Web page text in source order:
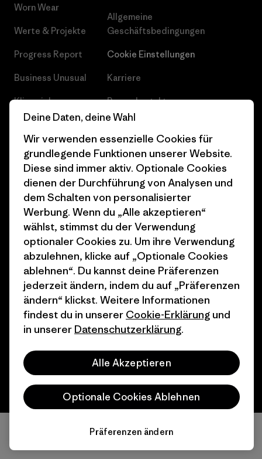
Worn Wear
Werte & Projekte
Progress Report
Business Unusual
Klimaziele
1% For The Planet
Wie wir finanzieren
Geschenkgutscheine
Stores in deiner
Nähe
Allgemeine
Geschäftsbedingungen
Cookie Einstellungen
Karriere
Pressekontakt
Affiliate-Programm
Patagonia Österreich
Seitenverzeichnis
© 2026 Patagonia, Inc. All Rights Reserved.
Deutsch
Deine Daten, deine Wahl
Wir verwenden essenzielle Cookies für
grundlegende Funktionen unserer Website.
Diese sind immer aktiv. Optionale Cookies
dienen der Durchführung von Analysen und
dem Schalten von personalisierter
Werbung. Wenn du „Alle akzeptieren“
wählst, stimmst du der Verwendung
optionaler Cookies zu. Um ihre Verwendung
abzulehnen, klicke auf „Optionale Cookies
ablehnen“. Du kannst deine Präferenzen
jederzeit ändern, indem du auf „Präferenzen
ändern“ klickst. Weitere Informationen
findest du in unserer Cookie-Erklärung und
in unserer Datenschutzerklärung.
Alle Akzeptieren
Optionale Cookies Ablehnen
Präferenzen ändern